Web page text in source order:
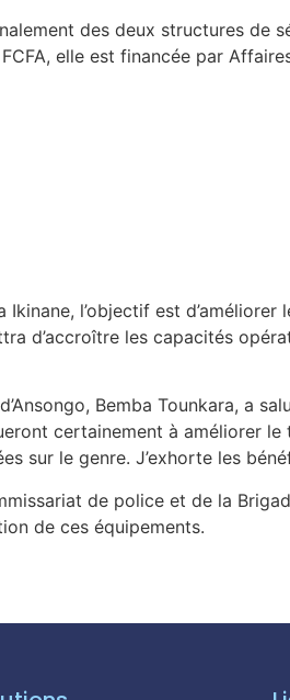
des deux structures de
elle est financée par
Ikinane, l’objectif est
d’accroître les capacités
Bemba Tounkara, a
certainement à améliorer
sur le genre. J’exhorte les
de police et de la
de ces équipements.